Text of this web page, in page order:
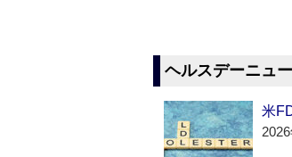
ヘルスデーニュ
米